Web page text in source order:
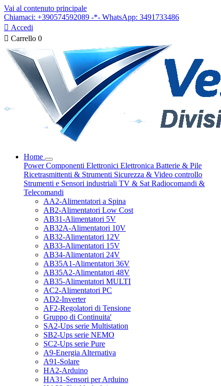
Vai al contenuto principale
Chiamaci: +390574592089 -*- WhatsApp: 3491733486
 Accedi
 Carrello 0
Home
PowerComponenti Elettronici Elettronica Batterie & Pile
Ricetrasmittenti & Strumenti Sicurezza & Video controllo
Strumenti e Sensori industriali TV & Sat Radiocomandi &
Telecomandi
AA2-Alimentatori a Spina
AB2-Alimentatori Low Cost
AB31-Alimentatori 5V
AB32A-Alimentatori 10V
AB32-Alimentatori 12V
AB33-Alimentatori 15V
AB34-Alimentatori 24V
AB35A1-Alimentatori 36V
AB35A2-Alimentatori 48V
AB35-Alimentatori MULTI
AC2-Alimentatori PC
AD2-Inverter
AF2-Regolatori di Tensione
Gruppo di Continuita'
SA2-Ups serie Multistation
SB2-Ups serie NEMO
SC2-Ups serie Pure
A9-Energia Alternativa
A91-Solare
HA2-Arduino
HA31-Sensori per Arduino